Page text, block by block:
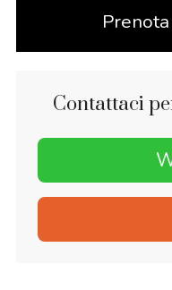
Contattaci